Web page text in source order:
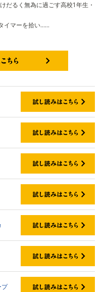
だるく無為に過ごす高校1年生・
イマーを拾い……
プ